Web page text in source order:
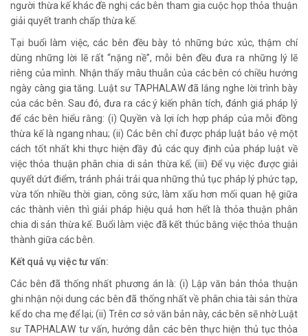
người thừa kế khác đề nghị các bên tham gia cuộc họp thỏa thuận
giải quyết tranh chấp thừa kế.
Tại buổi làm việc, các bên đều bày tỏ những bức xúc, thậm chí
dùng những lời lẽ rất “nặng nề”, mỗi bên đều đưa ra những lý lẽ
riêng của mình. Nhận thấy mâu thuẫn của các bên có chiều hướng
ngày càng gia tăng. Luật sư TAPHALAW đã lắng nghe lời trình bày
của các bên. Sau đó, đưa ra các ý kiến phân tích, đánh giá pháp lý
để các bên hiểu rằng: (i) Quyền và lợi ích hợp pháp của mỗi đồng
thừa kế là ngang nhau; (ii) Các bên chỉ được pháp luật bảo vệ một
cách tốt nhất khi thực hiện đầy đủ các quy định của pháp luật về
việc thỏa thuận phân chia di sản thừa kế; (iii) Để vụ việc được giải
quyết dứt điểm, tránh phải trải qua những thủ tục pháp lý phức tạp,
vừa tốn nhiều thời gian, công sức, làm xấu hơn mối quan hệ giữa
các thành viên thì giải pháp hiệu quả hơn hết là thỏa thuận phân
chia di sản thừa kế. Buổi làm việc đã kết thúc bằng việc thỏa thuận
thành giữa các bên.
Kết quả vụ việc tư vấn:
Các bên đã thống nhất phương án là: (i) Lập văn bản thỏa thuận
ghi nhận nội dung các bên đã thống nhất về phân chia tài sản thừa
kế do cha mẹ để lại; (ii) Trên cơ sở văn bản này, các bên sẽ nhờ Luật
sư TAPHALAW tư vấn, hướng dẫn các bên thực hiện thủ tục thỏa